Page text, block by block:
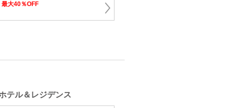
最大40％OFF
テル＆レジデンス